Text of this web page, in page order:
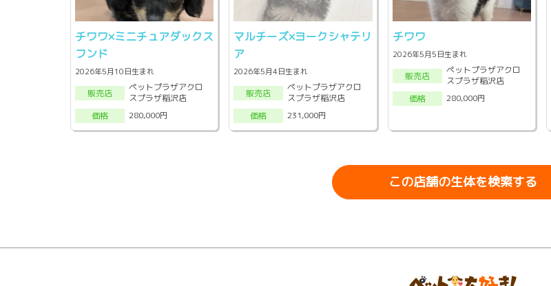
チワワ×ミニチュアダックス
フンド
2026年5月10日生まれ
販売店
ペットプラザアクロ
スプラザ稲沢店
価格
280,000円
マルチーズ×ヨークシャテリ
ア
2026年5月4日生まれ
販売店
ペットプラザアクロ
スプラザ稲沢店
価格
231,000円
チワワ
2026年5月5日生まれ
販売店
ペットプラザアクロ
スプラザ稲沢店
価格
280,000円
この店舗の生体を検索する